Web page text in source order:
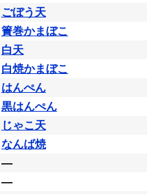
ごぼう天
簀巻かまぼこ
白天
白焼かまぼこ
はんぺん
黒はんぺん
じゃこ天
なんば焼
―
―